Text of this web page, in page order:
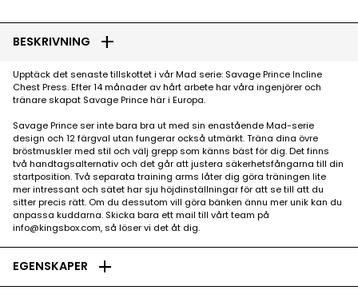
BESKRIVNING add
Upptäck det senaste tillskottet i vår Mad serie: Savage Prince Incline
Chest Press. Efter 14 månader av hårt arbete har våra ingenjörer och
tränare skapat Savage Prince här i Europa.
Savage Prince ser inte bara bra ut med sin enastående Mad-serie
design och 12 färgval utan fungerar också utmärkt. Träna dina övre
bröstmuskler med stil och välj grepp som känns bäst för dig. Det finns
två handtagsalternativ och det går att justera säkerhetsfångarna till din
startposition. Två separata training arms låter dig göra träningen lite
mer intressant och sätet har sju höjdinställningar för att se till att du
sitter precis rätt. Om du dessutom vill göra bänken ännu mer unik kan du
anpassa kuddarna. Skicka bara ett mail till vårt team på
info@kingsbox.com, så löser vi det åt dig.
EGENSKAPER add